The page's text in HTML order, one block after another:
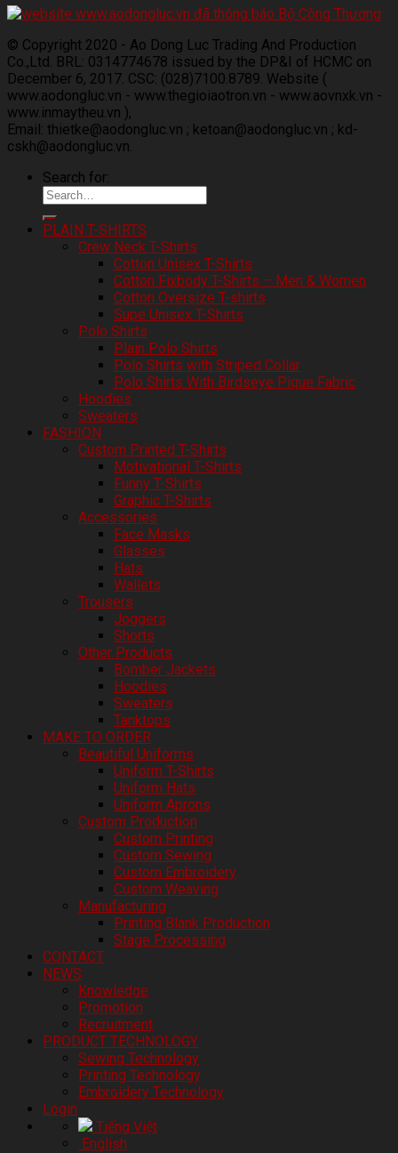
© Copyright 2020 - Ao Dong Luc Trading And Production
Co.,Ltd. BRL: 0314774678 issued by the DP&I of HCMC on
December 6, 2017. CSC: (028)7100.8789. Website (
www.aodongluc.vn - www.thegioiaotron.vn - www.aovnxk.vn -
www.inmaytheu.vn ),
Email: thietke@aodongluc.vn ; ketoan@aodongluc.vn ; kd-
cskh@aodongluc.vn.
Search for:
PLAIN T-SHIRTS
Crew Neck T-Shirts
Cotton Unisex T-Shirts
Cotton Fixbody T-Shirts – Men & Women
Cotton Oversize T-shirts
Supe Unisex T-Shirts
Polo Shirts
Plain Polo Shirts
Polo Shirts with Striped Collar
Polo Shirts With Birdseye Pique Fabric
Hoodies
Sweaters
FASHION
Custom Printed T-Shirts
Motivational T-Shirts
Funny T-Shirts
Graphic T-Shirts
Accessories
Face Masks
Glasses
Hats
Wallets
Trousers
Joggers
Shorts
Other Products
Bomber Jackets
Hoodies
Sweaters
Tanktops
MAKE TO ORDER
Beautiful Uniforms
Uniform T-Shirts
Uniform Hats
Uniform Aprons
Custom Production
Custom Printing
Custom Sewing
Custom Embroidery
Custom Weaving
Manufacturing
Printing Blank Production
Stage Processing
CONTACT
NEWS
Knowledge
Promotion
Recruitment
PRODUCT TECHNOLOGY
Sewing Technology
Printing Technology
Embroidery Technology
Login
Tiếng Việt
English